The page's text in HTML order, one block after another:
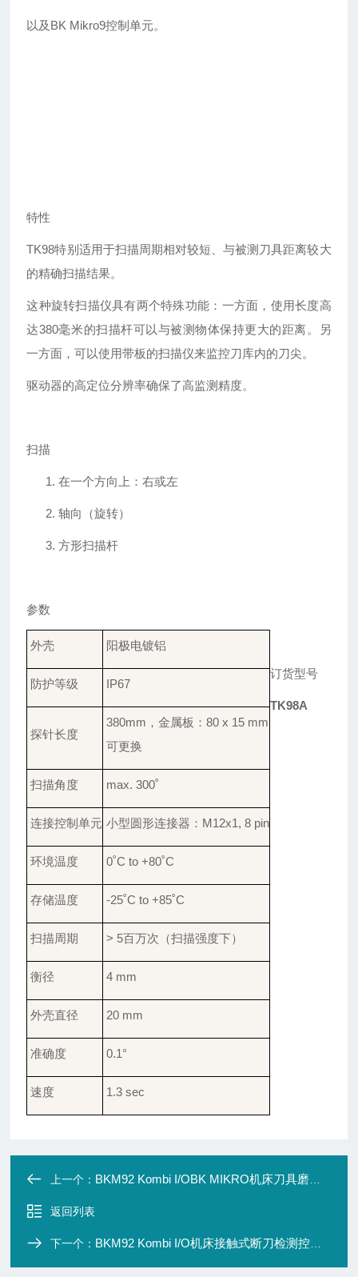
以及 BK Mikro9控制单元。
特性
TK98特别适用于扫描周期相对较短、与被测刀具距离较大
的精确扫描结果。
这种旋转扫描仪具有两个特殊功能：一方面，使用长度高
达380毫米的扫描杆可以与被测物体保持更大的距离。另
一方面，可以使用带板的扫描仪来监控刀库内的刀尖。
驱动器的高定位分辨率确保了高监测精度。
扫描
1.在一个方向上：右或左
2.轴向（旋转）
3.方形扫描杆
参数
外壳 阳极电镀铝
防护等级 IP67
探针长度
380mm ，金属板 ：80 x 15 mm
可更换
扫描角度 max. 300˚
连接控制单元 小型圆形连接器 ： M12x1, 8 pin
环境温度 0˚C to +80˚C
存储温度 -25˚C to +85˚C
扫描周期 > 5百万次 （扫描强度下）
衡径 4 mm
外壳直径 20 mm
准确度 0.1°
速度 1.3 sec
订货型号
TK98A
上一个： BKM92 Kombi I/OBK MIKRO机床刀具磨损控制器
返回列表
下一个： BKM92 Kombi I/O机床接触式断刀检测控制器